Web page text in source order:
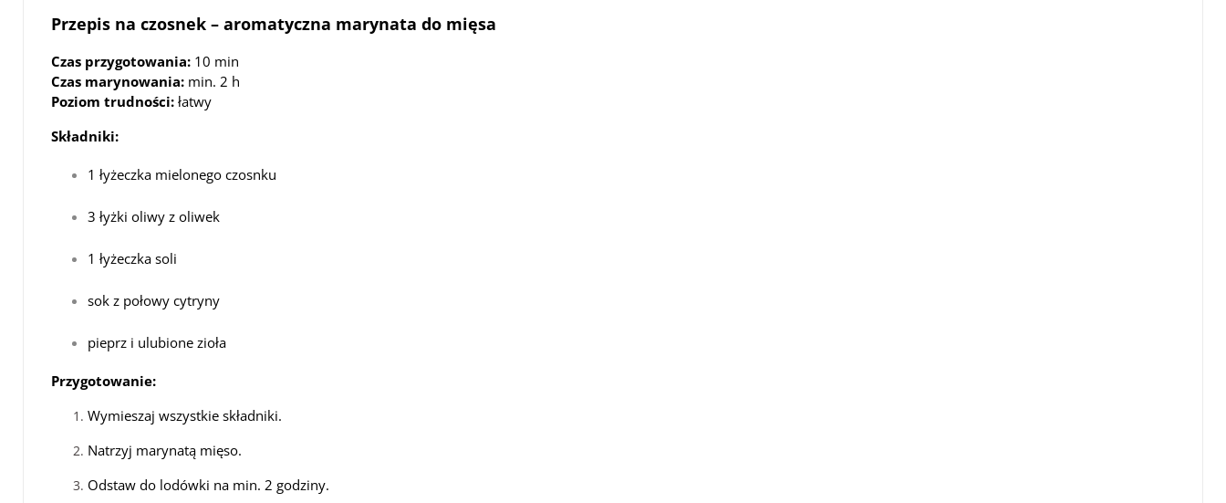
Przepis na czosnek – aromatyczna marynata do mięsa
Czas przygotowania: 10 min
Czas marynowania: min. 2 h
Poziom trudności: łatwy
Składniki:
1 łyżeczka mielonego czosnku
3 łyżki oliwy z oliwek
1 łyżeczka soli
sok z połowy cytryny
pieprz i ulubione zioła
Przygotowanie:
Wymieszaj wszystkie składniki.
Natrzyj marynatą mięso.
Odstaw do lodówki na min. 2 godziny.